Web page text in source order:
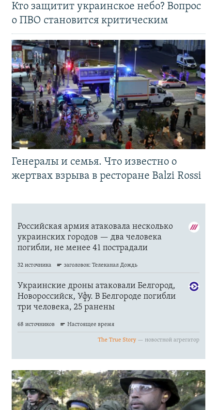
Кто защитит украинское небо? Вопрос
о ПВО становится критическим
Генералы и семья. Что известно о
жертвах взрыва в ресторане Balzi Rossi